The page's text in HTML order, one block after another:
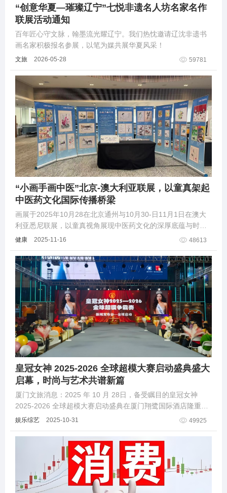
“创意华夏—璀璨辽宁”七悦非遗名人坊名家名作
联展活动通知
百年匠心守文脉，翰墨流光耀辽宁。我们热忱邀请辽沈非遗书
画名家积极报名参展，以笔为媒共展华夏风采！
文旅 2026-05-28 59781
“小画手画中医”北京-澳大利亚联展，以童真架起
中医药文化国际传播桥梁
画展于2025年10月28在北京通州与10月30-日11月1日在澳大
利亚悉尼联展，以童真视角展现中医药文化的深厚底蕴与时代
活力，推动中医药文化融入国际公共健康话语体系。
健康 2025-11-16 48613
皇冠女神 2025-2026 全球超模大赛启动盛典盛大
启幕，时尚与艺术共谱新篇
厦门文旅消息：2025 年 10 月 28日，备受瞩目的皇冠女神
2025-2026 全球超模大赛启动盛典在厦门翔鹭国际酒店隆重举
行。这场集时尚展示、艺术交流、行业联动于一体的盛会，吸
娱乐综艺 2025-10-31 49925